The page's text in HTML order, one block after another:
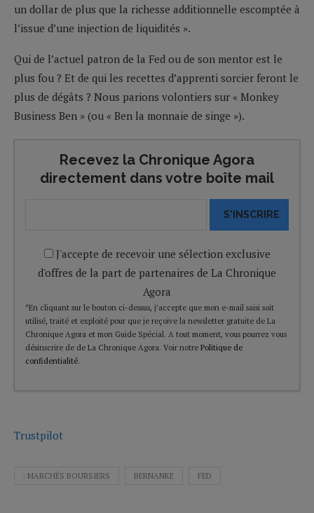
un dollar de plus que la richesse additionnelle escomptée à
l’issue d’une injection de liquidités ».
Qui de l’actuel patron de la Fed ou de son mentor est le
plus fou ? Et de qui les recettes d’apprenti sorcier feront le
plus de dégâts ? Nous parions volontiers sur « Monkey
Business Ben » (ou « Ben la monnaie de singe »).
Recevez la Chronique Agora
directement dans votre boîte mail
S'INSCRIRE
J'accepte de recevoir une sélection exclusive
d'offres de la part de partenaires de La Chronique
Agora
*En cliquant sur le bouton ci-dessus, j’accepte que mon e-mail saisi soit
utilisé, traité et exploité pour que je reçoive la newsletter gratuite de La
Chronique Agora et mon Guide Spécial. A tout moment, vous pourrez vous
désinscrire de de La Chronique Agora. Voir notre Politique de
confidentialité.
Trustpilot
: MARCHÉS BOURSIERS BERNANKE FED